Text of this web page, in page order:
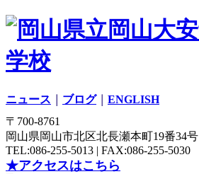
ニュース ブログ｜ ENGLISH
〒700-8761
岡山県岡山市北区北長瀬本町19番34号
TEL:086-255-5013 | FAX:086-255-5030
★アクセスはこちら